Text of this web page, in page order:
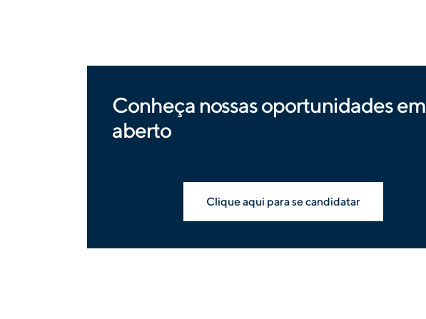
Conheça nossas oportunidades em
aberto
Clique aqui para se candidatar